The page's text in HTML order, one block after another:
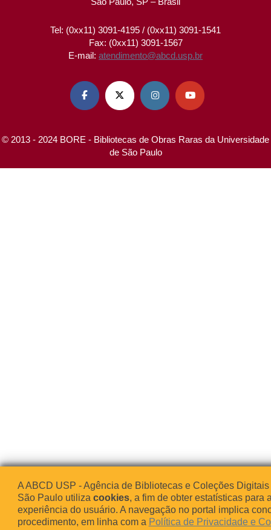
Tel: (0xx11) 3091-4195 / (0xx11) 3091-1541
Fax: (0xx11) 3091-1567
E-mail: atendimento@abcd.usp.br
   
© 2013 - 2024 BORE - Bibliotecas de Obras Raras da Universidade
de São Paulo
A ABCD USP - Agência de Bibliotecas e Coleções
São Paulo utiliza cookies, a fim de obter estatísticas para
experiência do usuário. A navegação no portal implica
procedimento, em linha com a Política de Privacidade e